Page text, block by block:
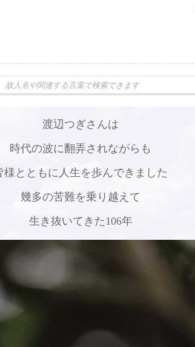
渡辺つぎさんは
時代の波に翻弄されながらも
様とともに人生を歩んできました
幾多の苦難を乗り越えて
生き抜いてきた106年